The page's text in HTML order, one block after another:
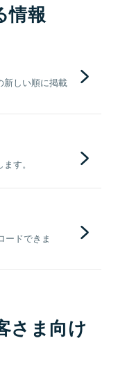
情報
新しい順に掲載
す。
ードできま
さま向け